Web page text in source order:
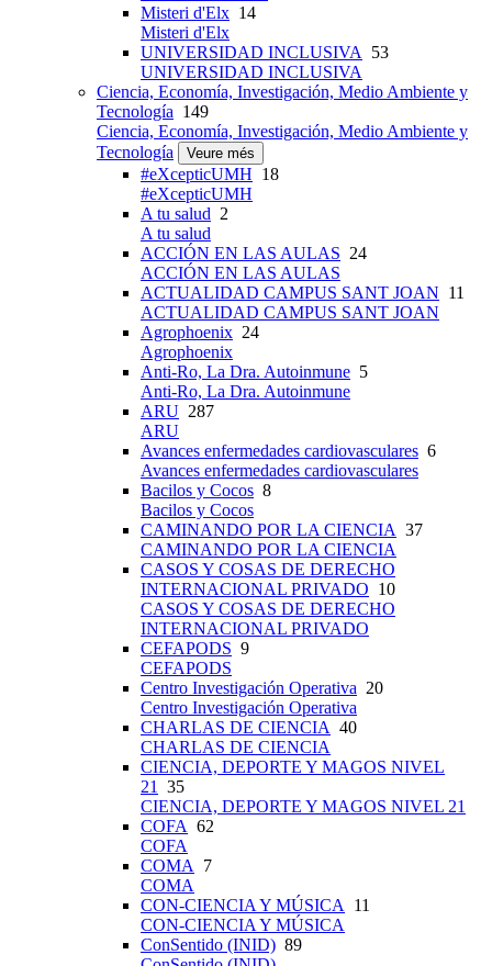
Misteri d'Elx 14
Misteri d'Elx
UNIVERSIDAD INCLUSIVA
53
UNIVERSIDAD INCLUSIVA
Ciencia, Economía, Investigación, Medio Ambiente y
Tecnología 149
Ciencia, Economía, Investigación, Medio Ambiente y
Tecnología
Veure més
#eXcepticUMH 18
#eXcepticUMH
A tu salud 2
A tu salud
ACCIÓN EN LAS AULAS 24
ACCIÓN EN LAS AULAS
ACTUALIDAD CAMPUS SANT JOAN 11
ACTUALIDAD CAMPUS SANT JOAN
Agrophoenix 24
Agrophoenix
Anti-Ro, La Dra. Autoinmune 5
Anti-Ro, La Dra. Autoinmune
ARU 287
ARU
Avances enfermedades cardiovasculares 6
Avances enfermedades cardiovasculares
Bacilos y Cocos 8
Bacilos y Cocos
CAMINANDO POR LA CIENCIA 37
CAMINANDO POR LA CIENCIA
CASOS Y COSAS DE DERECHO
INTERNACIONAL PRIVADO 10
CASOS Y COSAS DE DERECHO
INTERNACIONAL PRIVADO
CEFAPODS 9
CEFAPODS
Centro Investigación Operativa 20
Centro Investigación Operativa
CHARLAS DE CIENCIA 40
CHARLAS DE CIENCIA
CIENCIA, DEPORTE Y MAGOS NIVEL
21
35
CIENCIA, DEPORTE Y MAGOS NIVEL 21
COFA 62
COFA
COMA
7
COMA
CON-CIENCIA Y MÚSICA
11
CON-CIENCIA Y MÚSICA
ConSentido (INID) 89